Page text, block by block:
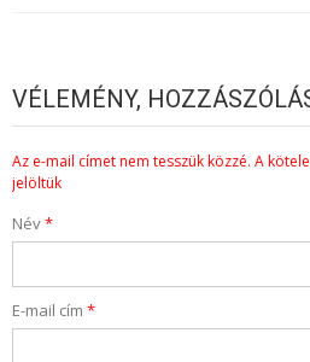
VÉLEMÉNY,
Az e-mail címet nem tesszük közzé. A
jelöltük
Név*
E-mail cím *